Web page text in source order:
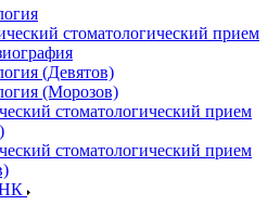
стоматологический прием
(Девятов)
(Морозов)
стоматологический прием
стоматологический прием